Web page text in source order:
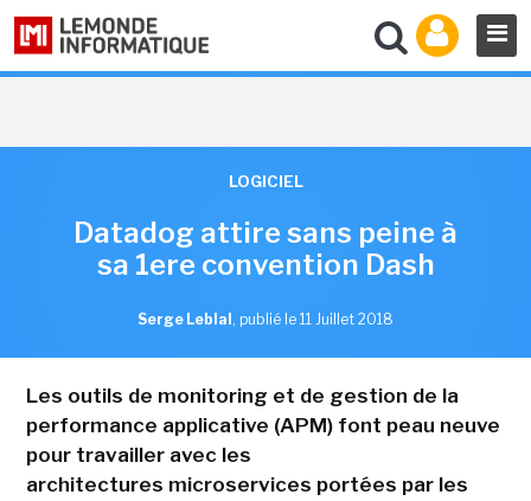
LOGICIEL
Datadog attire sans peine à
sa 1ere convention Dash
Serge Leblal , publié le 11 Juillet 2018
Les outils de monitoring et de gestion de la
performance applicative (APM) font peau neuve
pour travailler avec les
architectures microservices portées par les